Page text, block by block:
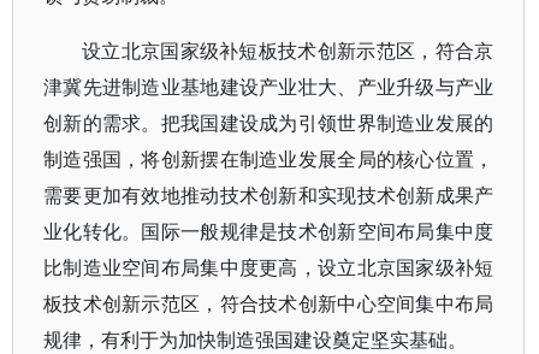
设立北京国家级补短板技术创新示范区，符合京
津冀先进制造业基地建设产业壮大、产业升级与产业
创新的需求。把我国建设成为引领世界制造业发展的
制造强国，将创新摆在制造业发展全局的核心位置，
需要更加有效地推动技术创新和实现技术创新成果产
业化转化。国际一般规律是技术创新空间布局集中度
比制造业空间布局集中度更高，设立北京国家级补短
板技术创新示范区，符合技术创新中心空间集中布局
规律，有利于为加快制造强国建设奠定坚实基础。